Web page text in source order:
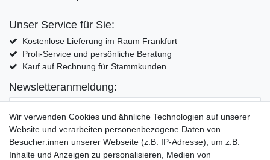
Unser Service für Sie:
Kostenlose Lieferung im Raum Frankfurt
Profi-Service und persönliche Beratung
Kauf auf Rechnung für Stammkunden
Newsletteranmeldung:
E-MAIL **
Hiermit bestätige ich, dass ich die Daten­schutz­erklärung
Einwilligung kann ich jederzeit widerrufen.**
Wir verwenden Cookies und ähnliche Technologien auf unserer
Website und verarbeiten personenbezogene Daten von
Besucher:innen unserer Webseite (z.B. IP-Adresse), um z.B.
Inhalte und Anzeigen zu personalisieren, Medien von